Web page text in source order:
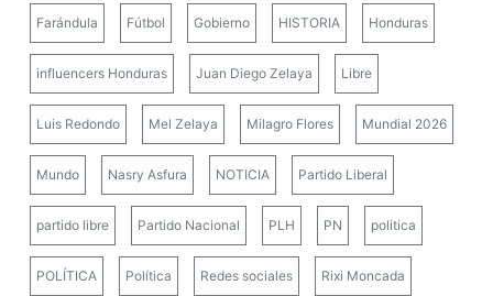
Farándula Fútbol Gobierno HISTORIA Honduras
influencers Honduras Juan Diego Zelaya Libre
Luis Redondo Mel Zelaya Milagro Flores Mundial 2026
Mundo Nasry Asfura NOTICIA Partido Liberal
partido libre Partido Nacional PLH PN politica
POLÍTICA Política Redes sociales Rixi Moncada